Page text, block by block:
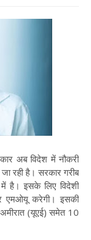
अब विदेश में नौकरी
रही है। सरकार गरीब
में है। इसके लिए विदेशी
एमओयू करेगी। इसकी
(यूएई) समेत 10